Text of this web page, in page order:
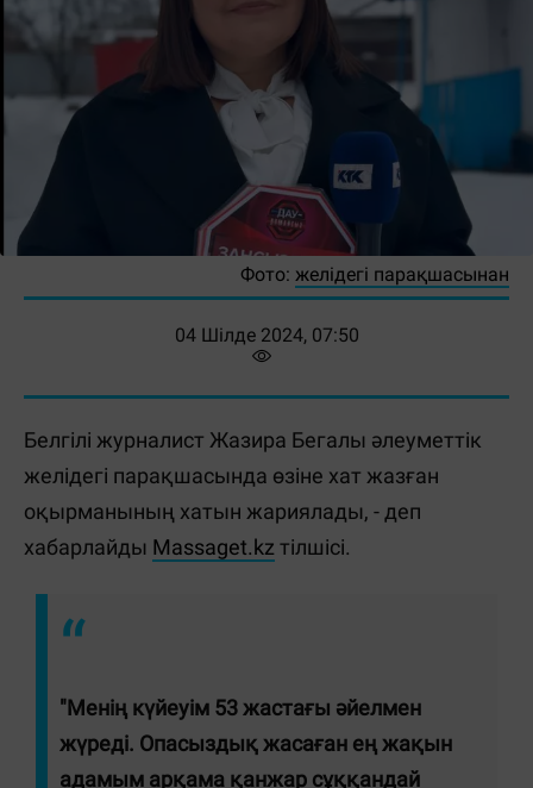
Фото: желідегі парақшасынан
04 Шілде 2024, 07:50
Белгілі журналист Жазира Бегалы әлеуметтік
желідегі парақшасында өзіне хат жазған
оқырманының хатын жариялады, - деп
хабарлайды Massaget.kzтілшісі.
"Менің күйеуім 53 жастағы әйелмен
жүреді. Опасыздық жасаған ең жақын
адамым арқама қанжар сұққандай